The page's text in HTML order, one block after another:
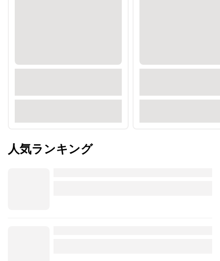
人気ランキング